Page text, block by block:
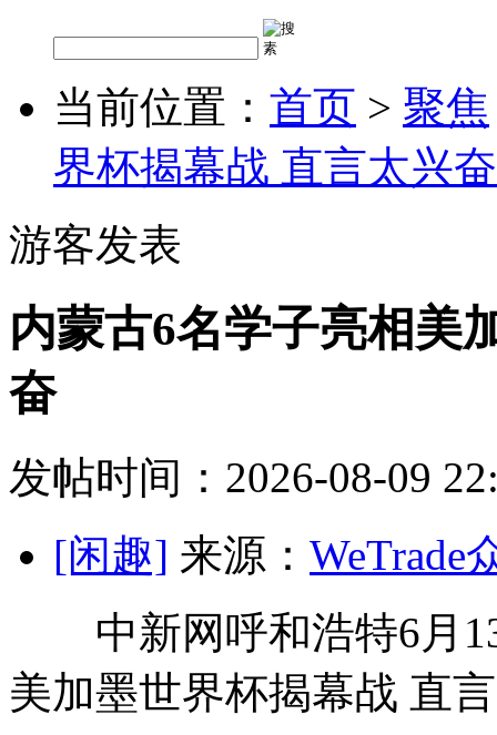
当前位置： 首页 > 聚焦
界杯揭幕战 直言太兴奋
游客发表
内蒙古6名学子亮相美
奋
发帖时间：2026-08-09
[闲趣] 来源： WeTrade
中新网呼和浩特6月13
美加墨世界杯揭幕战 直